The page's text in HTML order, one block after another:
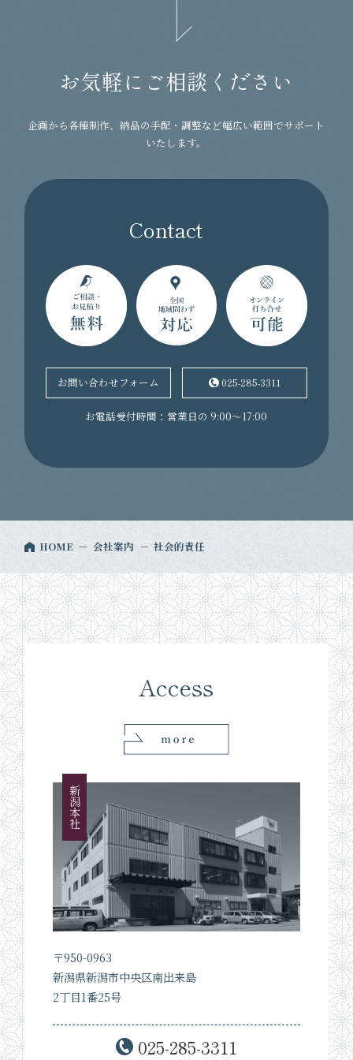
お気軽にご相談ください
企画から各種制作、納品の手配・調整など幅広い範囲でサポート
いたします。
Contact
お問い合わせフォーム 025-285-3311
お電話受付時間：営業日の 9:00～17:00
HOME 会社案内 社会的責任
Access
新潟本社
〒950-0963
新潟県新潟市中央区南出来島
2丁目1番25号
025-285-3311